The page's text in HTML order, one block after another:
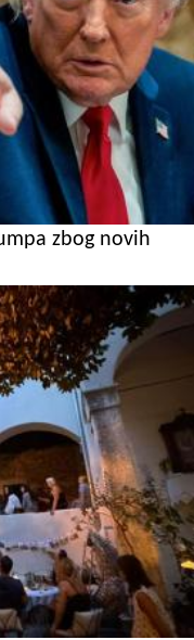
zbog novih